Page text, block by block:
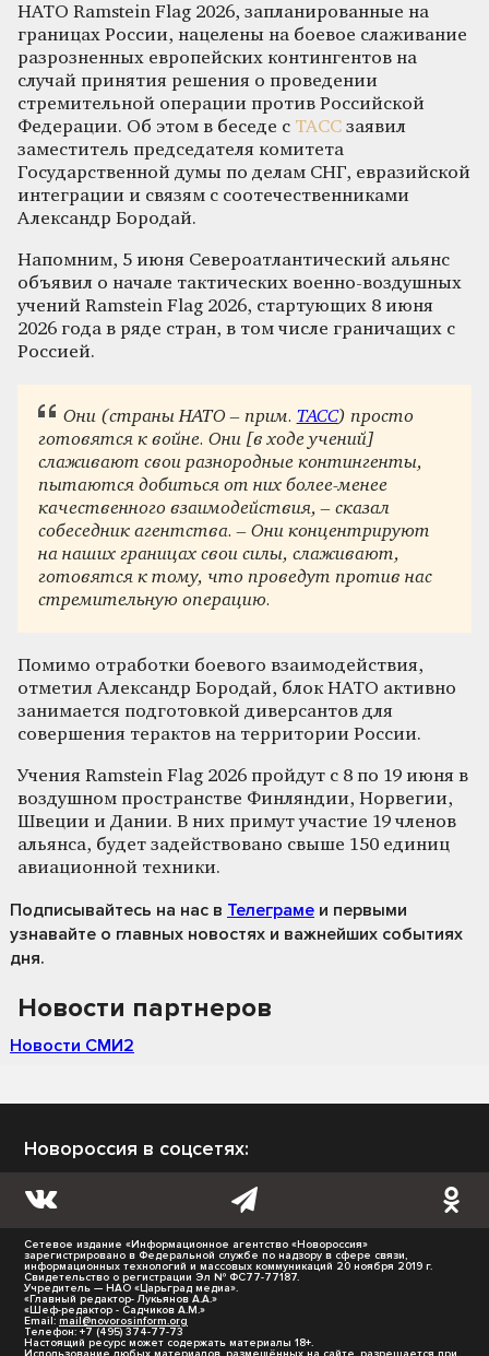
НАТО Ramstein Flag 2026, запланированные на
границах России, нацелены на боевое слаживание
разрозненных европейских контингентов на
случай принятия решения о проведении
стремительной операции против Российской
Федерации. Об этом в беседе с ТАСС заявил
заместитель председателя комитета
Государственной думы по делам СНГ, евразийской
интеграции и связям с соотечественниками
Александр Бородай.
Напомним, 5 июня Североатлантический альянс
объявил о начале тактических военно-воздушных
учений Ramstein Flag 2026, стартующих 8 июня
2026 года в ряде стран, в том числе граничащих с
Россией.
Они (страны НАТО – прим. ТАСС) просто
готовятся к войне. Они [в ходе учений]
слаживают свои разнородные контингенты,
пытаются добиться от них более-менее
качественного взаимодействия, – сказал
собеседник агентства. – Они концентрируют
на наших границах свои силы, слаживают,
готовятся к тому, что проведут против нас
стремительную операцию.
Помимо отработки боевого взаимодействия,
отметил Александр Бородай, блок НАТО активно
занимается подготовкой диверсантов для
совершения терактов на территории России.
Учения Ramstein Flag 2026 пройдут с 8 по 19 июня в
воздушном пространстве Финляндии, Норвегии,
Швеции и Дании. В них примут участие 19 членов
альянса, будет задействовано свыше 150 единиц
авиационной техники.
Подписывайтесь на нас в Телеграме и первыми
узнавайте о главных новостях и важнейших событиях
дня.
Новости партнеров
Новости СМИ2
Новороссия в соцсетях:
Сетевое издание «Информационное агентство «Новороссия»
зарегистрировано в Федеральной службе по надзору в сфере связи,
информационных технологий и массовых коммуникаций 20 ноября 2019 г.
Свидетельство о регистрации Эл № ФС77-77187.
Учредитель — НАО «Царьград медиа».
«Главный редактор- Лукьянов А.А.»
«Шеф-редактор - Садчиков А.М.»
Email: mail@novorosinform.org
Телефон: +7 (495) 374-77-73
Настоящий ресурс может содержать материалы 18+.